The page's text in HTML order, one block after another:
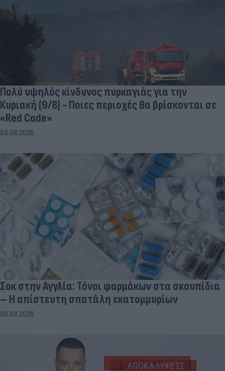
Πολύ υψηλός κίνδυνος πυρκαγιάς για την
Κυριακή (9/8) - Ποιες περιοχές θα βρίσκονται σε
«Red Code»
08.08.2026
Σοκ στην Αγγλία: Τόνοι φαρμάκων στα σκουπίδια
– Η απίστευτη σπατάλη εκατομμυρίων
08.08.2026